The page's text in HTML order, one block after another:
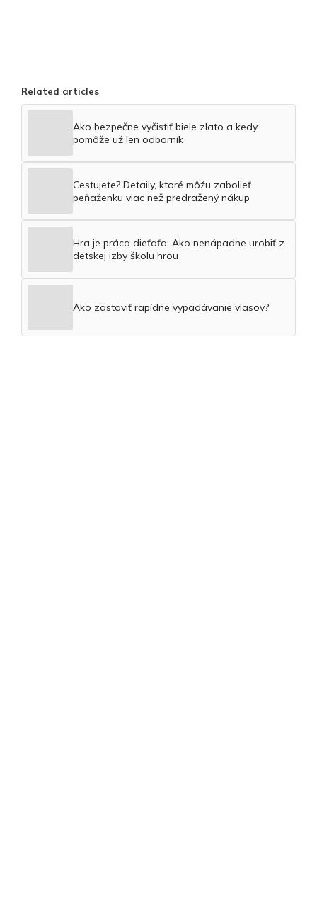
Related articles
Ako bezpečne vyčistiť biele zlato a kedy
pomôže už len odborník
Cestujete? Detaily, ktoré môžu zabolieť
peňaženku viac než predražený nákup
Hra je práca dieťaťa: Ako nenápadne urobiť z
detskej izby školu hrou
Ako zastaviť rapídne vypadávanie vlasov?